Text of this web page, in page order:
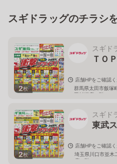
スギドラッグのチラシ
2枚
スギド
ＴＯ
店舗HPをご確認
群馬県太田市飯塚
田飯塚店１階
2枚
スギド
東武
店舗HPをご確認
埼玉県川口市並
店２階